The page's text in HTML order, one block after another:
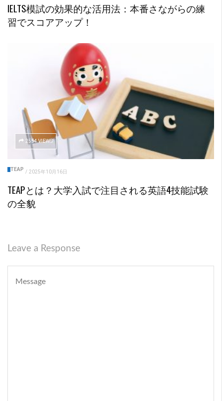
IELTS模試の効果的な活用法：本番さながらの練
習でスコアアップ！
2554 VIEWS
TEAP / 2025年10月16日
TEAPとは？大学入試で注目される英語4技能試験
の全貌
Leave a Response